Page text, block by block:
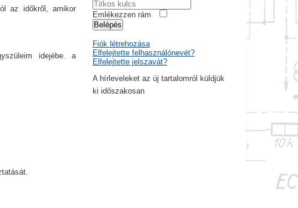
az időkről, amikor
idejébe. a
Emlékezzen rám
Belépés
Fiók létrehozása
Elfelejtette felhasználónevét?
Elfelejtette jelszavát?
A hírleveleket az új tartalomról küldjük
ki időszakosan